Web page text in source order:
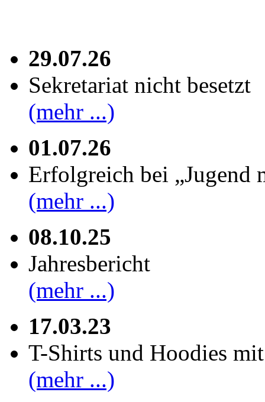
29.07.26
Sekretariat nicht besetzt
(mehr ...)
01.07.26
Erfolgreich bei „Jugend
(mehr ...)
08.10.25
Jahresbericht
(mehr ...)
17.03.23
T-Shirts und Hoodies
(mehr ...)